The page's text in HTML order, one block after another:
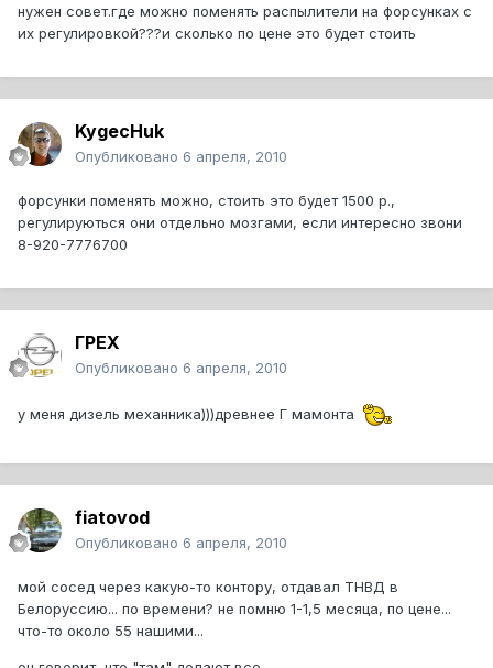
нужен совет.где можно поменять распылители на форсунках с
их регулировкой???и сколько по цене это будет стоить
KygecHuk
Опубликовано 6 апреля, 2010
форсунки поменять можно, стоить это будет 1500 р.,
регулируються они отдельно мозгами, если интересно звони
8-920-7776700
ГРЕХ
Опубликовано 6 апреля, 2010
у меня дизель механника)))древнее Г мамонта
fiatovod
Опубликовано 6 апреля, 2010
мой сосед через какую-то контору, отдавал ТНВД в
Белоруссию... по времени? не помню 1-1,5 месяца, по цене...
что-то около 55 нашими...